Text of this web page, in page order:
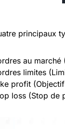
principaux
au marché
limites
profit
loss (Stop de